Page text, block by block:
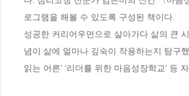
로그램을 해볼 수 있도록 구성된 책이다.
성공한 커리어우먼으로 살아가다 삶의 큰
념이 삶에 얼마나 깊숙이 작용하는지 탐구
읽는 어른’ ‘리더를 위한 마음성장학교’